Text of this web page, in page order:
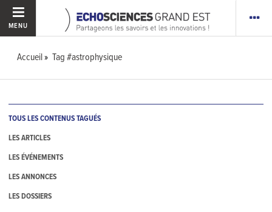
MENU
Accueil Tag #astrophysique
TOUS LES CONTENUS TAGUÉS
LES ARTICLES
LES ÉVÉNEMENTS
LES ANNONCES
LES DOSSIERS